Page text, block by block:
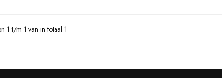
1 t/m 1 van in totaal 1